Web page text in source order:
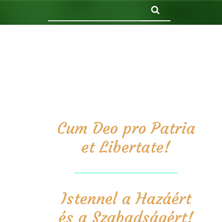
Cum Deo pro Patria
et Libertate!
Istennel a Hazáért
és a Szabadságért!